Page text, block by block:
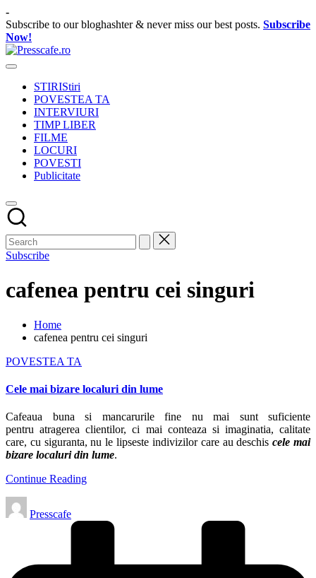
Skip
to
content
-
Subscribe to our bloghashter & never miss our best posts. Subscribe
Now!
Presscafe.ro
Cafeneau
urbaneSTIRIStiri
POVESTEA TA
INTERVIURI
TIMP LIBER
FILME
LOCURI
POVESTI
Publicitate
Subscribe
cafenea pentru cei singuri
Home
cafenea pentru cei singuri
Posted
POVESTEA TA
Cele mai bizare localuri din lume
Cafeaua buna si mancarurile fine nu mai sunt suficiente
pentru atragerea clientilor, ci mai conteaza si imaginatia, calitate
care, cu siguranta, nu le lipseste indivizilor care au deschiscele mai
bizare localuri din lume.
Continue Reading
Posted
by
Presscafe